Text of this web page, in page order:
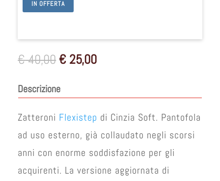
IN OFFERTA
€40,00 Il
prezzo
era:
€ 25,00Il
Descrizione
Zatteroni Flexistep di Cinzia Soft. Pantofola
ad uso esterno, già collaudato negli scorsi
anni con enorme soddisfazione per gli
acquirenti. La versione aggiornata di